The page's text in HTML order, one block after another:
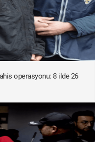
operasyonu: 8 ilde 26